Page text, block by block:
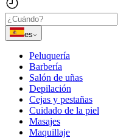
es
Peluquería
Barbería
Salón de uñas
Depilación
Cejas y pestañas
Cuidado de la piel
Masajes
Maquillaje